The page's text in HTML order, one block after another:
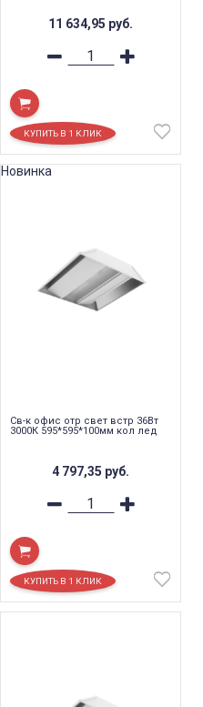
11 634,95 руб.
Св-к офис отр свет встр 36Вт
3000К 595*595*100мм кол лед
4 797,35 руб.
Новинка